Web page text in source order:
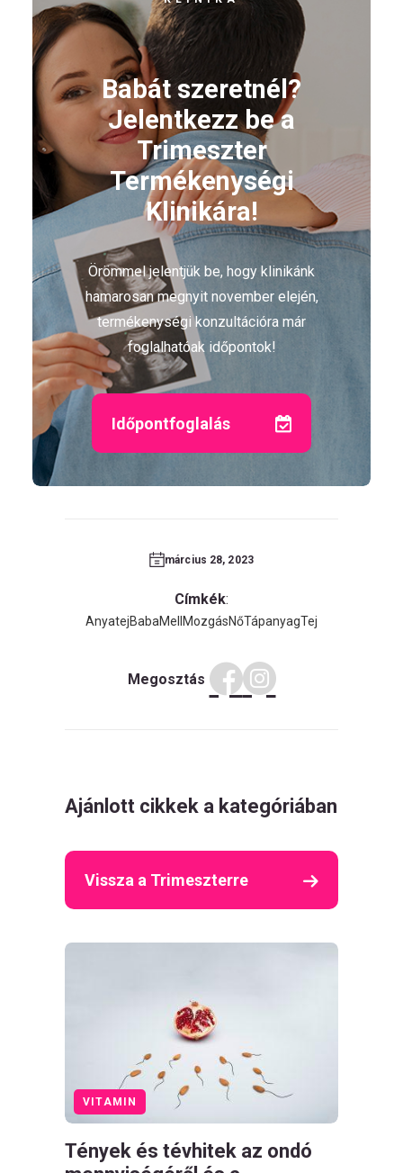
Babát szeretnél?
Jelentkezz be a
Trimeszter
Termékenységi
Klinikára!
Örömmel jelentjük be, hogy klinikánk
hamarosan megnyit november elején,
termékenységi konzultációra már
foglalhatóak időpontok!
Időpontfoglalás
március 28, 2023
Címkék:
AnyatejBabaMell MozgásNőTápanyagTej
Megosztás
Ajánlott cikkek a kategóriában
Vissza a Trimeszterre
VITAMIN
Tények és tévhitek az ondó